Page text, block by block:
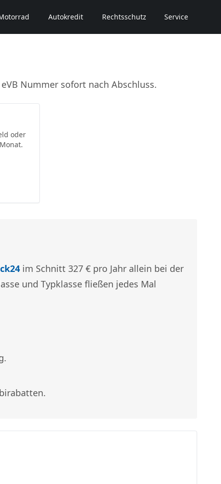
Autokredit Rechtsschutz Service
Nummer sofort nach Abschluss.
oder
im Schnitt 327 € pro Jahr allein bei der
und Typklasse fließen jedes Mal